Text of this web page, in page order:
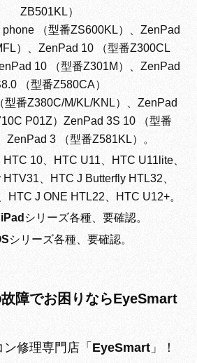
ZB501KL）
phone （型番ZS600KL）、ZenPad
）、ZenPad 10 （型番Z300CL
10 （型番Z301M）、ZenPad
（型番Z580CA）
型番Z380C/M/KL/KNL）、ZenPad
P01Z）ZenPad 3S 10 （型番
ZenPad 3 （型番Z581KL）。
HTC 10、HTC U11、HTC U11lite、
、HTC J Butterfly HTL32、
HTC J ONE HTL22、HTC U12+。
シリーズ各種、要確認。
シリーズ各種、要確認。
障でお困りならEyeSmart
ン修理専門店 「 EyeSmart 」！